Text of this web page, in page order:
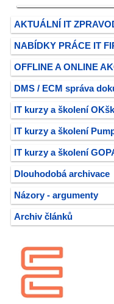
AKTUÁLNÍ IT
NABÍDKY PRÁCE IT
OFFLINE A ONLINE
DMS / ECM správa
IT kurzy a školení
IT kurzy a školení
IT kurzy a školení
Dlouhodobá archivace
Názory - argumenty
Archiv článků